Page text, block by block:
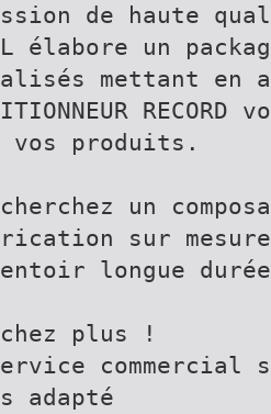
de haute
élabore un
mettant en
vos produits.
un
sur
longue
plus !
commercial
adapté